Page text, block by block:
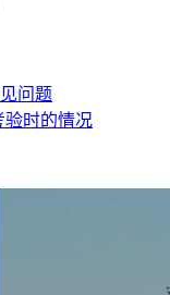
问题
验时的情况